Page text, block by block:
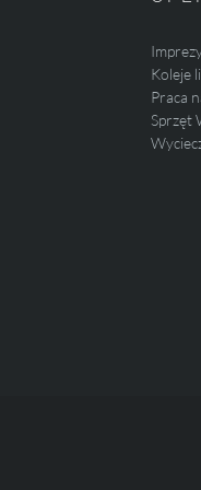
Koleje
Praca
Sprzęt